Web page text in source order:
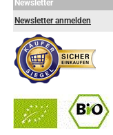
Newsletter
Newsletter anmelden